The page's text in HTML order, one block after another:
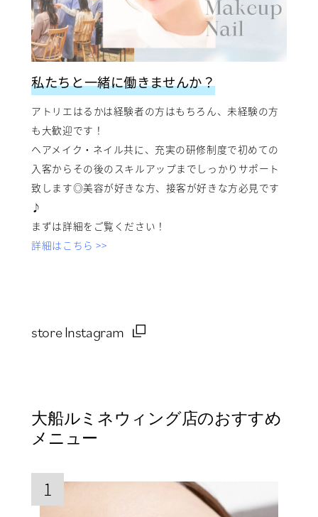
私たちと一緒に働きませんか？
アトリエはるかは経験者の方はもちろん、未経験の方
も大歓迎です！
ヘアメイク・ネイル共に、充実の研修制度で初めての
入客からその後のスキルアップまでしっかりサポート
致します◎美容が好きな方、接客が好きな方必見です
♪
まずは詳細をご覧ください！
詳細はこちら >>
store Instagram
大船ルミネウィング店のおすすめ
メニュー
1